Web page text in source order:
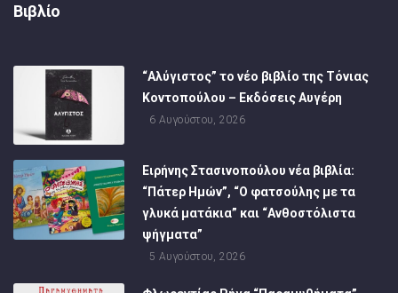
Βιβλίο
“Αλύγιστος” το νέο βιβλίο της Τόνιας
Κοντοπούλου – Εκδόσεις Αυγέρη
6 Αυγούστου, 2026
Ειρήνης Στασινοπούλου νέα βιβλία:
“Πάτερ Ημών”, “Ο φατσούλης με τα
γλυκά ματάκια” και “Ανθοστόλιστα
ψήγματα”
5 Αυγούστου, 2026